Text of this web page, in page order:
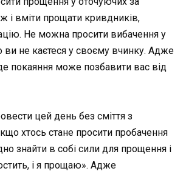
і вміти прощати кривдників,
Не можна просити вибачення у
ви не каєтеся у своєму вчинку. Адже
покаяння може позбавити вас від
цей день без сміття з
хтось стане просити пробачення
знайти в собі сили для прощення і
і я прощаю». Адже